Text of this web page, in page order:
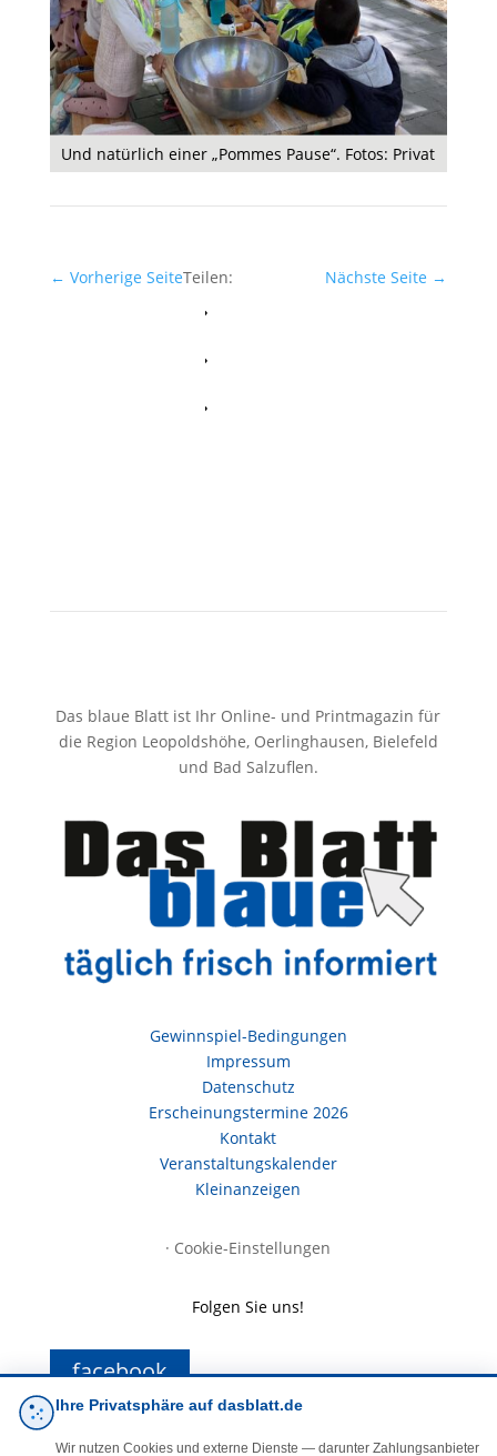
Und natürlich einer „Pommes Pause“. Fotos: Privat
← Vorherige Seite Nächste Seite →
Teilen:
Facebook
Whatsapp
Twitter
Das blaue Blatt ist Ihr Online- und Printmagazin für
die Region Leopoldshöhe, Oerlinghausen, Bielefeld
und Bad Salzuflen.
Gewinnspiel-Bedingungen
Impressum
Datenschutz
Erscheinungstermine 2026
Kontakt
Veranstaltungskalender
Kleinanzeigen
· Cookie-Einstellungen
Folgen Sie uns!
facebook
E-Mail
Ihre Privatsphäre auf dasblatt.de
Wir nutzen Cookies und externe Dienste — darunter Zahlungsanbieter